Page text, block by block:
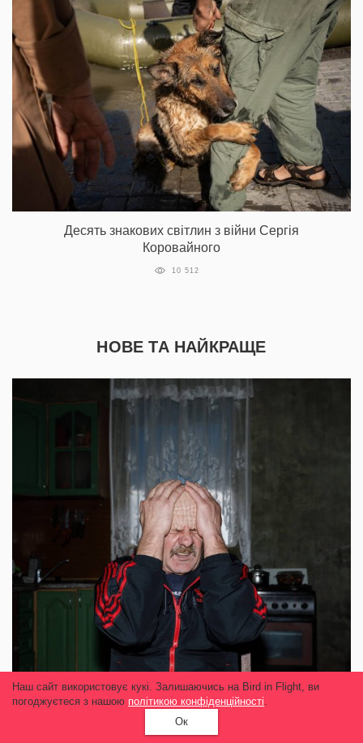
Десять знакових світлин з війни Сергія
Коровайного
10 512
НОВЕ ТА НАЙКРАЩЕ
Наш сайт використовує кукі. Залишаючись на Bird in Flight, ви
погоджуєтеся з нашою політикою конфіденційності.
Ок